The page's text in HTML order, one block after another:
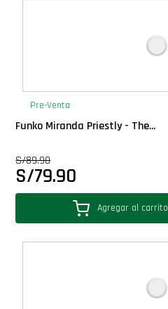
Exclusivos
Gift Cards
Llaveros Pop
Moments
Pre-Venta
Funko Miranda Priestly - The...
S/89.90
S/79.90
Agregar al carrito